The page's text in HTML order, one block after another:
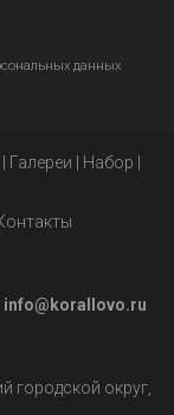
данных
| Галереи | Набор |
info@korallovo.ru
городской округ,